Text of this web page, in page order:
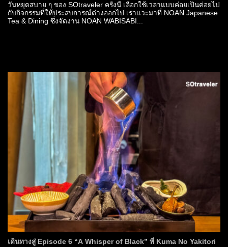
วันหยุดสบาย ๆ ของ SOtraveler ครั้งนี้ เลือกใช้เวลาแบบค่อยเป็นค่อยไป
กับกิจกรรมที่ให้ประสบการณ์ต่างออกไป เราแวะมาที่ NOAN Japanese
Tea & Dining ซึ่งจัดงาน NOAN WABISABI...
เดินทางสู่ Episode 6 “A Whisper of Black” ที่ Kuma No Yakitori